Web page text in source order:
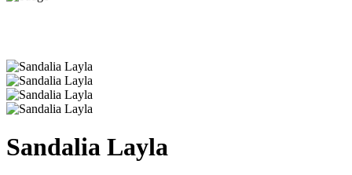
Sandalia Layla